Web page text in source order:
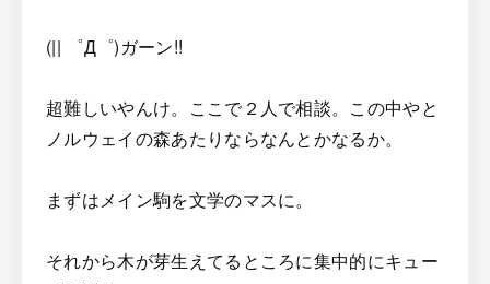
(|| ゜Д゜)ガーン!!
超難しいやんけ。ここで２人で相談。この中やと
ノルウェイの森あたりならなんとかなるか。
まずはメイン駒を文学のマスに。
それから木が芽生えてるところに集中的にキュー